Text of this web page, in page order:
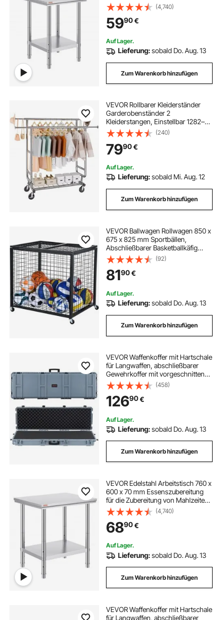
Nähen, Waschen, Basteln,
Garagennutzung usw.
(4,740)
5990€
Auf Lager.
Lieferung:sobald Do. Aug. 13
Zum Warenkorb hinzufügen
VEVOR Rollbarer Kleiderständer
Garderobenständer 2
Kleiderstangen, Einstellbar 1282–
1914 mm / 1443–1867 mm (L / H),
Freistehender Stahl Kleiderständer
59 + 136 kg Belastbar,
Strapazierfähig Silber
(240)
7990€
Auf Lager.
Lieferung:sobald Mi. Aug. 12
Zum Warenkorb hinzufügen
VEVOR Ballwagen Rollwagen 850 x
675 x 825 mm Sportbällen,
Abschließbarer Basketballkäfig
Ballkäfig, Sportausrüstung für den
Innen- und Außenbereich, Rollbar
Aufbewahrungswagen aus Stahl für
Garagen
(92)
8190€
Auf Lager.
Lieferung:sobald Do. Aug. 13
Zum Warenkorb hinzufügen
VEVOR Waffenkoffer mit Hartschale
für Langwaffen, abschließbarer
Gewehrkoffer mit vorgeschnittenen
Schaumstoffen, Langwaffenkoffer
Waffenaufbewahrung rollbar IP67
wasserfest, 139,1 x 43,5 x 18,8 cm
Grau
(458)
12690€
Auf Lager.
Lieferung:sobald Do. Aug. 13
Zum Warenkorb hinzufügen
VEVOR Edelstahl Arbeitstisch 760 x
600 x 70 mm Essenszubereitung
für die Zubereitung von Mahlzeiten,
Nähen, Waschen, Basteln,
Garagennutzung usw.
(4,740)
6890€
Auf Lager.
Lieferung:sobald Do. Aug. 13
Zum Warenkorb hinzufügen
VEVOR Waffenkoffer mit Hartschale
für Langwaffen, abschließbarer